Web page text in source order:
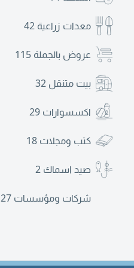
معدات زراعية 42
عروض بالجملة 115
بيت متنقل 32
اكسسوارات 29
كتب ومجلات 18
صيد اسماك 2
شركات ومؤسسات 27